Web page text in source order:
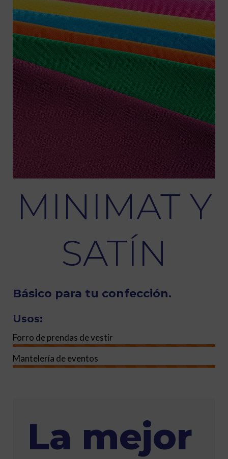
MINIMAT Y
SATÍN
Básico para tu confección.
Usos:
Forro de prendas de vestir
Mantelería de eventos
La mejor